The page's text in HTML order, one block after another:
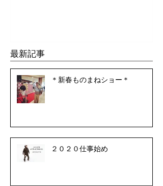
最新記事
＊新春ものまねショー＊
２０２０仕事始め